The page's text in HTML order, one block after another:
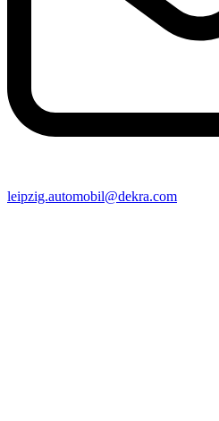
leipzig​.automobil@​dekra.com